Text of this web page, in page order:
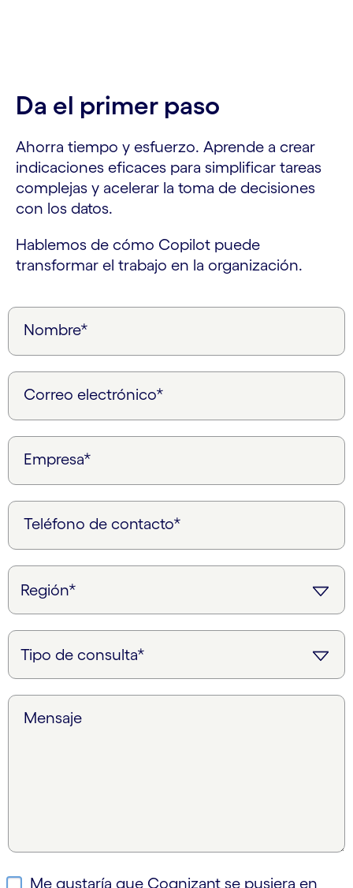
Da el primer paso
Ahorra tiempo y esfuerzo. Aprende a crear
indicaciones eficaces para simplificar tareas
complejas y acelerar la toma de decisiones
con los datos.
Hablemos de cómo Copilot puede
transformar el trabajo en la organización.
Nombre*
Correo electrónico*
Empresa*
Teléfono de contacto*
Mensaje
Me gustaría que Cognizant se pusiera en